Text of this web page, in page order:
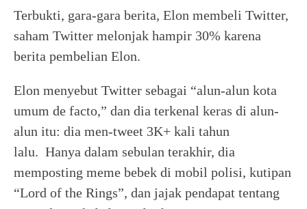
Terbukti, gara-gara berita, Elon membeli Twitter,
saham Twitter melonjak hampir 30% karena
berita pembelian Elon.
Elon menyebut Twitter sebagai “alun-alun kota
umum de facto,” dan dia terkenal keras di alun-
alun itu: dia men-tweet 3K+ kali tahun
lalu. Hanya dalam sebulan terakhir, dia
memposting meme bebek di mobil polisi, kutipan
“Lord of the Rings”, dan jajak pendapat tentang